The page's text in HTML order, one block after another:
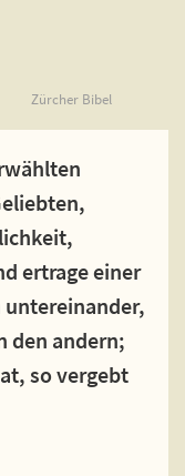
Zürcher Bibel
ertrage einer
untereinander,
den andern;
so vergebt